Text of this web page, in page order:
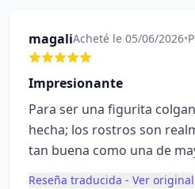
magaliAcheté le 05/06/2026•
Impresionante
Para ser una figurita
hecha; los rostros son
tan buena como una de
Reseña traducida - Ver original